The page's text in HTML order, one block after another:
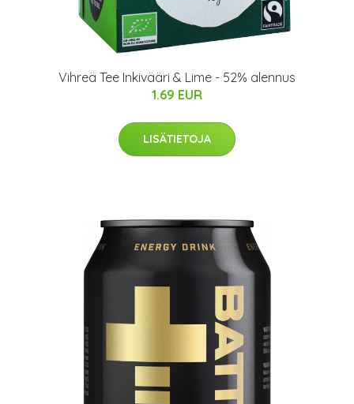
Vihreä Tee Inkivääri & Lime - 52% alennus
1.69 EUR
LISÄTIETOJA